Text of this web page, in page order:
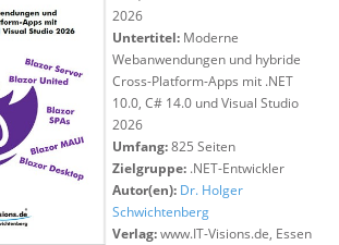
2026
Untertitel: Moderne
Webanwendungen und hybride
Cross-Platform-Apps mit .NET
10.0, C# 14.0 und Visual Studio
2026
Umfang:825 Seiten
Zielgruppe: .NET-Entwickler
Autor(en): Dr. Holger
Schwichtenberg
Verlag:www.IT-Visions.de, Essen